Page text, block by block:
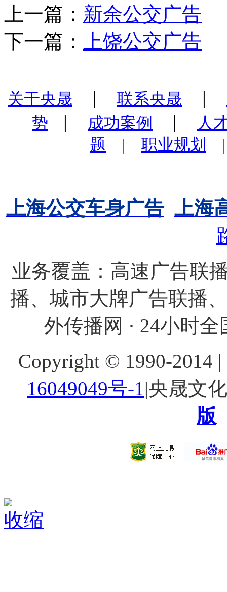
上一篇： 新余公交广告
下一篇：
上饶公交广告
关于央晟 | 联系央晟 |
势
| 成功案例 |
人
题 | 职业规划
上海公交车身广告 上海
业务覆盖：高速广告联
播、城市大牌广告联播
外传播网 · 24小时
Copyright © 1990-2014
16049049号-1|央晟文
版
收缩